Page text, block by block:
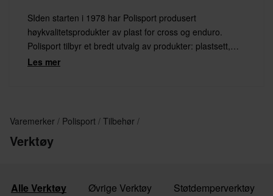
SIden starten i 1978 har Polisport produsert
høykvalitetsprodukter av plast for cross og enduro.
Polisport tilbyr et bredt utvalg av produkter: plastsett,
fremlys, brystbeskyttelse, knebeskyttelse eller kanskje et
Les mer
Varemerker Polisport Tilbehør
Verktøy
Alle Verktøy Øvrige Verktøy Støtdemperverktøy